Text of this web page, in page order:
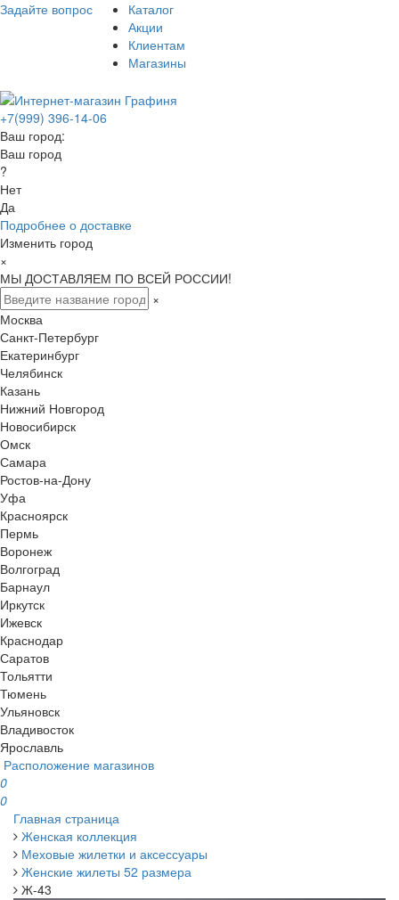
Задайте вопрос
Каталог
Акции
Клиентам
Магазины
+7(999) 396-14-06
Ваш город:
Ваш город
?
Нет
Да
Подробнее о доставке
Изменить город
×
МЫ ДОСТАВЛЯЕМ ПО ВСЕЙ РОССИИ!
×
Москва
Санкт-Петербург
Екатеринбург
Челябинск
Казань
Нижний Новгород
Новосибирск
Омск
Самара
Ростов-на-Дону
Уфа
Красноярск
Пермь
Воронеж
Волгоград
Барнаул
Иркутск
Ижевск
Краснодар
Саратов
Тольятти
Тюмень
Ульяновск
Владивосток
Ярославль
Расположение магазинов
0
0
Главная страница
Женская коллекция
Меховые жилетки и аксессуары
Женские жилеты 52 размера
Ж-43